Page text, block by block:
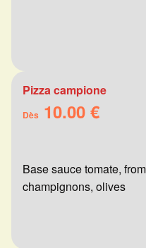
Pizza campione
Dès 10.00 €
Base sauce tomate,
champignons, olives